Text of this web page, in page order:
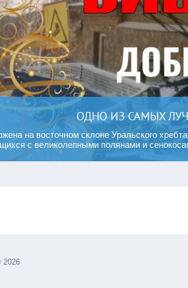
ОДНО ИЗ САМЫХ
на восточном склоне Уральского
с великолепными полянами и
2026